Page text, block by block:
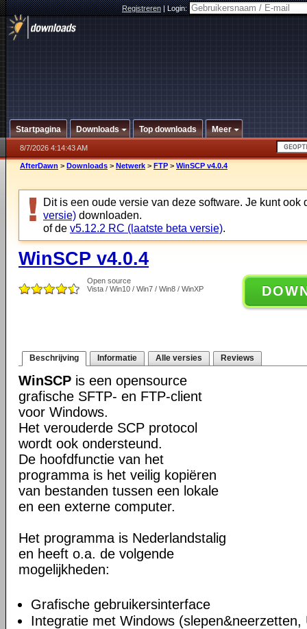
Registreren|Login:
Startpagina Downloads Top downloads Meer
8/7/2026 4:14:43 AM
AfterDawn > Downloads > Netwerk > FTP > WinSCP v4.0.4
Dit is een oude versie van deze software. Je kunt ook
versie) downloaden.
of de v5.12.2 RC (laatste beta versie).
WinSCP v4.0.4
Open source
Vista / Win10 / Win7 / Win8 / WinXP
Beschrijving Informatie Alle versies Reviews
WinSCP is een opensource
grafische SFTP- en FTP-client
voor Windows.
Het verouderde SCP protocol
wordt ook ondersteund.
De hoofdfunctie van het
programma is het veilig kopiëren
van bestanden tussen een lokale
en een externe computer.
Het programma is Nederlandstalig
en heeft o.a. de volgende
mogelijkheden:
Grafische gebruikersinterface
Integratie met Windows (slepen&neerzetten,